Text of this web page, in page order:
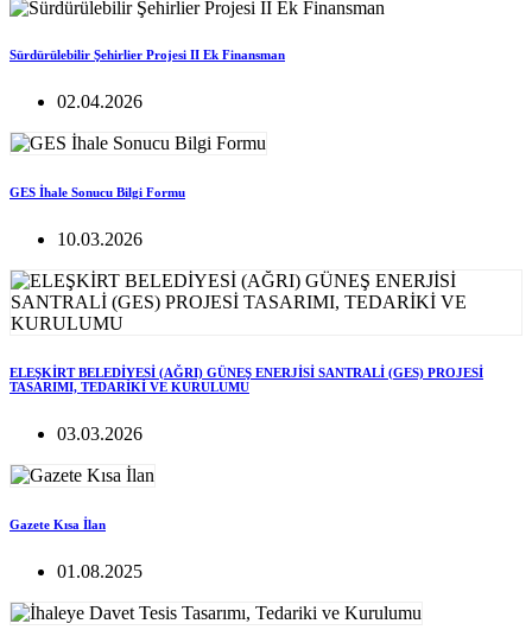
Sürdürülebilir Şehirlier Projesi II Ek Finansman
02.04.2026
GES İhale Sonucu Bilgi Formu
10.03.2026
ELEŞKİRT BELEDİYESİ (AĞRI) GÜNEŞ ENERJİSİ SANTRALİ (GES) PROJESİ
TASARIMI, TEDARİKİ VE KURULUMU
03.03.2026
Gazete Kısa İlan
01.08.2025